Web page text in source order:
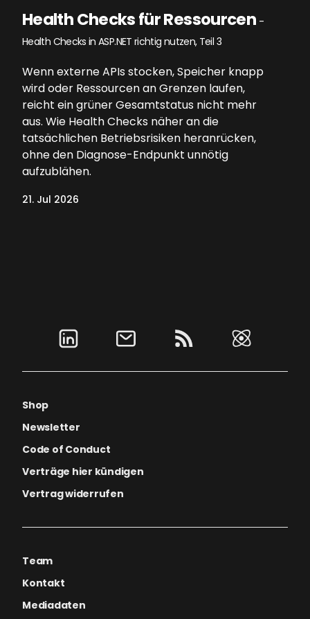
Health Checks für Ressourcen -
Health Checks in ASP.NET richtig nutzen, Teil 3
Wenn externe APIs stocken, Speicher knapp
wird oder Ressourcen an Grenzen laufen,
reicht ein grüner Gesamtstatus nicht mehr
aus. Wie Health Checks näher an die
tatsächlichen Betriebsrisiken heranrücken,
ohne den Diagnose-Endpunkt unnötig
aufzublähen.
21. Jul 2026
Shop
Newsletter
Code of Conduct
Verträge hier kündigen
Vertrag widerrufen
Team
Kontakt
Mediadaten